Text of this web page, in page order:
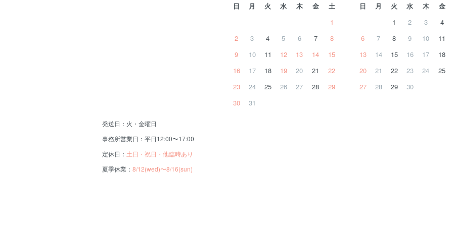
日 月 火 水 木 金
土
1
2
3 4 5 6 7
8
9
10 11 12 13 14
15
16
17 18 19 20 21
22
23
24 25 26 27 28
29
30
31
日 月 火 水 木 金
1
2 3 4
6
7 8 9 10 11
13
14 15 16 17 18
20
21 22 23 24 25
27
28 29 30
発送日：火・金曜日
事務所営業日：平日12:00〜17:00
定休日： 土日・祝日・他臨時あり
夏季休業： 8/12(wed)〜8/16(sun)